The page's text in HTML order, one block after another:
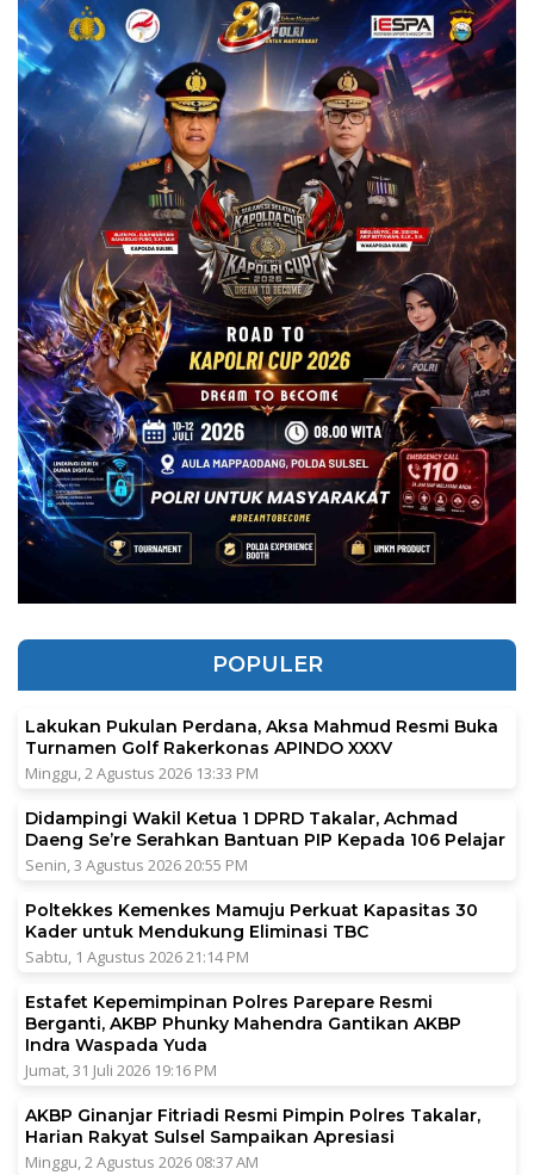
POPULER
Lakukan Pukulan Perdana, Aksa Mahmud Resmi Buka
Turnamen Golf Rakerkonas APINDO XXXV
Minggu, 2 Agustus 2026 13:33 PM
Didampingi Wakil Ketua 1 DPRD Takalar, Achmad
Daeng Se’re Serahkan Bantuan PIP Kepada 106 Pelajar
Senin, 3 Agustus 2026 20:55 PM
Poltekkes Kemenkes Mamuju Perkuat Kapasitas 30
Kader untuk Mendukung Eliminasi TBC
Sabtu, 1 Agustus 2026 21:14 PM
Estafet Kepemimpinan Polres Parepare Resmi
Berganti, AKBP Phunky Mahendra Gantikan AKBP
Indra Waspada Yuda
Jumat, 31 Juli 2026 19:16 PM
AKBP Ginanjar Fitriadi Resmi Pimpin Polres Takalar,
Harian Rakyat Sulsel Sampaikan Apresiasi
Minggu, 2 Agustus 2026 08:37 AM